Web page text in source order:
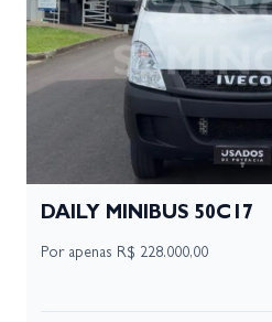
DAILY MINIBUS 50C17
Por apenas R$ 228.000,00